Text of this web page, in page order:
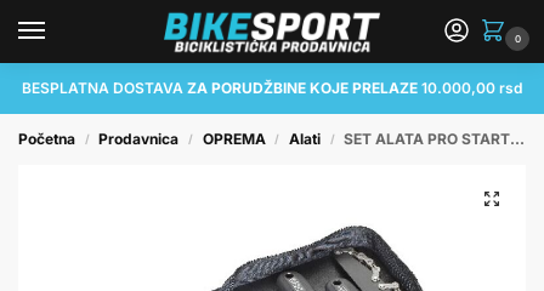
0
BESPLATNA DOSTAVA ZA PORUDŽBINE KOJE PRELAZE 10.000,00 rsd
Početna / Prodavnica / OPREMA / Alati / SET ALATA PRO STARTER TOOLKIT 11 TOOLS